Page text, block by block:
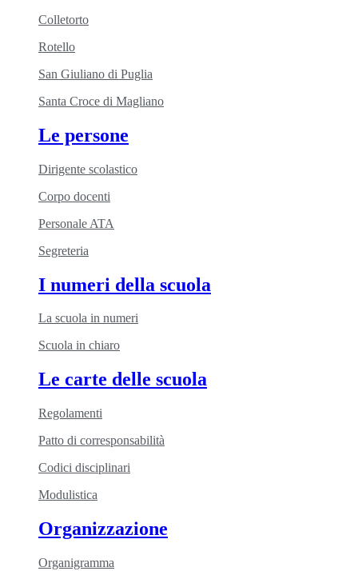
Colletorto
Rotello
San Giuliano di Puglia
Santa Croce di Magliano
Le persone
Dirigente scolastico
Corpo docenti
Personale ATA
Segreteria
I numeri della scuola
La scuola in numeri
Scuola in chiaro
Le carte delle scuola
Regolamenti
Patto di corresponsabilità
Codici disciplinari
Modulistica
Organizzazione
Organigramma